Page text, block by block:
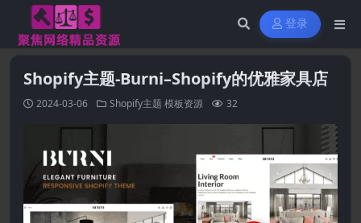
登录
Shopify主题-Burni–Shopify的优雅家具店
2024-03-06 Shopify主题 模板资源 32